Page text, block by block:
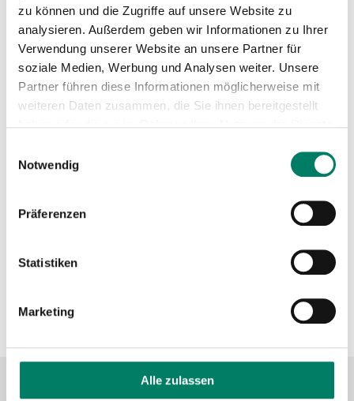
zu können und die Zugriffe auf unsere Website zu
analysieren. Außerdem geben wir Informationen zu Ihrer
Verwendung unserer Website an unsere Partner für
soziale Medien, Werbung und Analysen weiter. Unsere
Partner führen diese Informationen möglicherweise mit
weiteren Daten zusammen, die Sie ihnen bereitgestellt
Notwendig
Präferenzen
Statistiken
Marketing
Alle zulassen
PDF114 KIB
Mini-Fahrplan
Betreiber
+49 221 20808-0